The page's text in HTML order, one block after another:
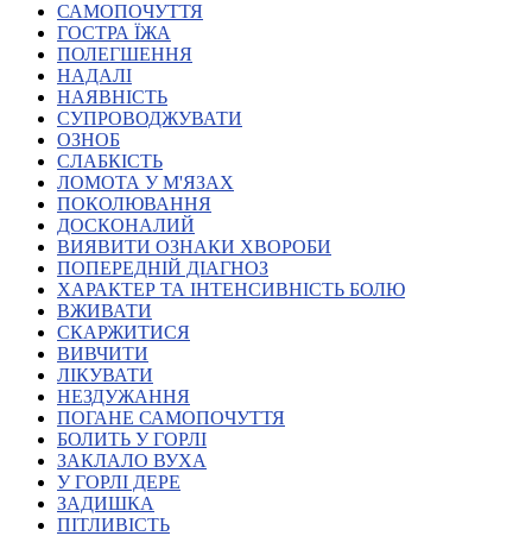
"Сервіс УТОГ"
Атестація
Безбар'єрність для глухих
Волинська область
Дніпропетровська область
Донецька область
Житомирська область
Закарпатська область
Запорізька область
Івано-Франківська область
Київ
Київська область
Миколаївська область
Одеська область
Полтавська область
Рівненська область
Сумська область
САМОПОЧУТТЯ
ГОСТРА ЇЖА
ПОЛЕГШЕННЯ
НАДАЛІ
НАЯВНІСТЬ
СУПРОВОДЖУВАТИ
ОЗНОБ
СЛАБКІСТЬ
ЛОМОТА У М'ЯЗАХ
ПОКОЛЮВАННЯ
ДОСКОНАЛИЙ
ВИЯВИТИ ОЗНАКИ ХВОРОБИ
ПОПЕРЕДНІЙ ДІАГНОЗ
ХАРАКТЕР ТА ІНТЕНСИВНІСТЬ БОЛЮ
ВЖИВАТИ
СКАРЖИТИСЯ
ВИВЧИТИ
ЛІКУВАТИ
НЕЗДУЖАННЯ
ПОГАНЕ САМОПОЧУТТЯ
БОЛИТЬ У ГОРЛІ
ЗАКЛАЛО ВУХА
У ГОРЛІ ДЕРЕ
ЗАДИШКА
ПІТЛИВІСТЬ